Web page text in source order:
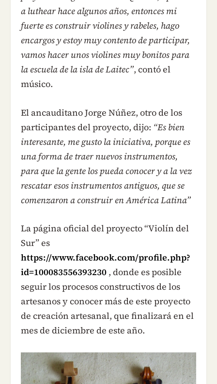
a luthear hace algunos años, entonces mi
fuerte es construir violines y rabeles, hago
encargos y estoy muy contento de participar,
vamos hacer unos violines muy bonitos para
la escuela de la isla de Laitec”, contó el
músico.
El ancauditano Jorge Núñez, otro de los
participantes del proyecto, dijo: “Es bien
interesante, me gusto la iniciativa, porque es
una forma de traer nuevos instrumentos,
para que la gente los pueda conocer y a la vez
rescatar esos instrumentos antiguos, que se
comenzaron a construir en América Latina”
La página oficial del proyecto “Violín del
Sur” es
https://www.facebook.com/profile.php?
id=100083556393230, donde es posible
seguir los procesos constructivos de los
artesanos y conocer más de este proyecto
de creación artesanal, que finalizará en el
mes de diciembre de este año.